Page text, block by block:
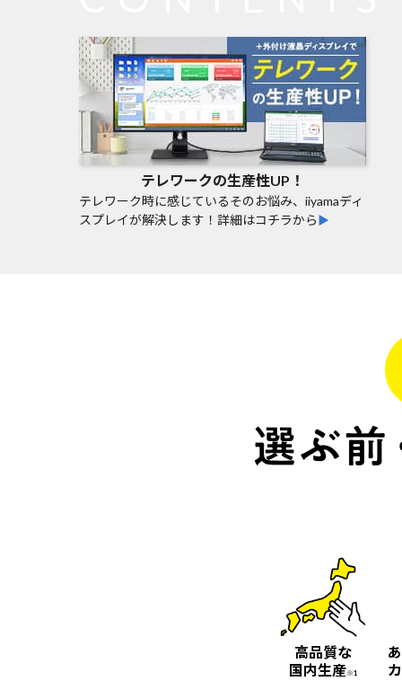
テレワークの生産性UP！
テレワーク時に感じているそのお悩み、iiyamaディ
スプレイが解決します！詳細はコチラから ▶
高品質な
国内生産※1